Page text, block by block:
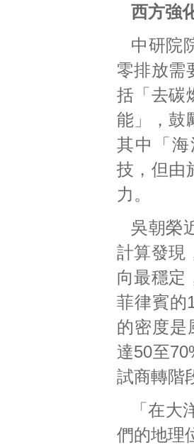
西方強
中研院
零排放需
括「去碳
能」，鼓
其中「
技，但由
力。
吳朝榮
計算發現
向最穩定
菲律賓的
的密度是
達50至
試商轉階
「在
們的地理